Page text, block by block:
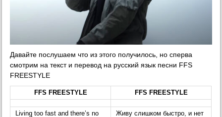
Давайте послушаем что из этого получилось, но сперва
смотрим на текст и перевод на русский язык песни FFS
FREESTYLE
FFS FREESTYLE FFS FREESTYLE
Living too fast and there’s no
Живу слишком быстро, и нет